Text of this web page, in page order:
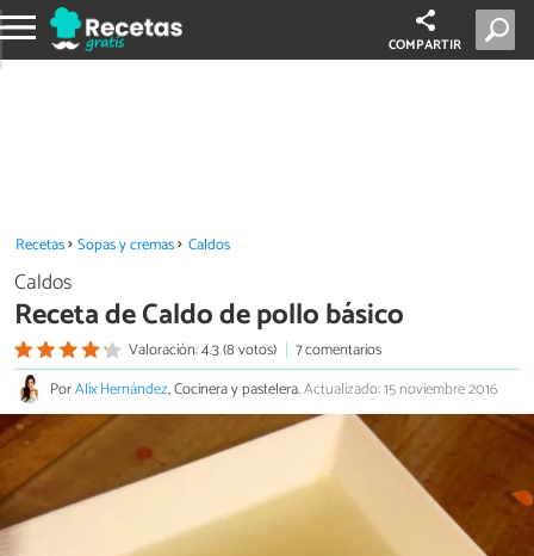
COMPARTIR
Recetas Sopas y cremas Caldos
Caldos
Receta de Caldo de pollo básico
Valoración: 4.3 (8 votos)
7 comentarios
PorAlix Hernández, Cocinera y pastelera.Actualizado: 15 noviembre 2016